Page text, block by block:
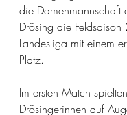
die Damenmannschaft
Drösing die
Landesliga mit einem
Platz.
Im ersten Match
Drösingerinnen auf